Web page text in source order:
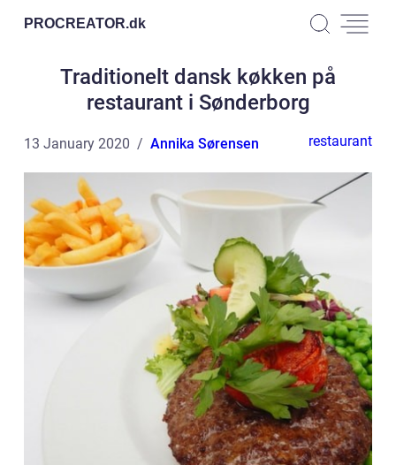
PROCREATOR.dk
Traditionelt dansk køkken på
restaurant i Sønderborg
13 January 2020 Annika Sørensen restaurant